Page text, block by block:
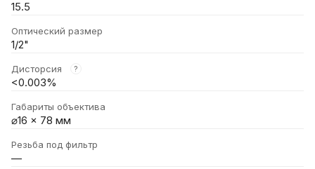
15.5
Оптический размер
1/2"
Дисторсия ?
<0.003%
Габариты объектива
⌀16 × 78 мм
Резьба под фильтр
—